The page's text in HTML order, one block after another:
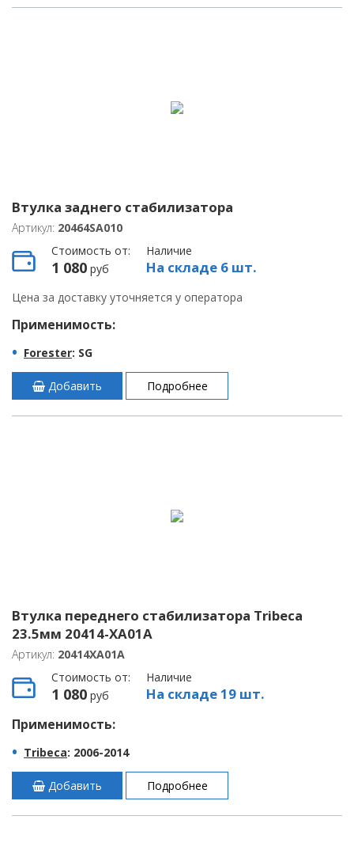
Втулка заднего стабилизатора
Артикул: 20464SA010
Стоимость от:
1 080 руб
Наличие
На складе 6 шт.
Цена за доставку уточняется у оператора
Применимость:
Forester: SG
Добавить Подробнее
Втулка переднего стабилизатора Tribeca
23.5мм 20414-XA01A
Артикул: 20414XA01A
Стоимость от:
1 080 руб
Наличие
На складе 19 шт.
Применимость:
Tribeca: 2006-2014
Добавить Подробнее